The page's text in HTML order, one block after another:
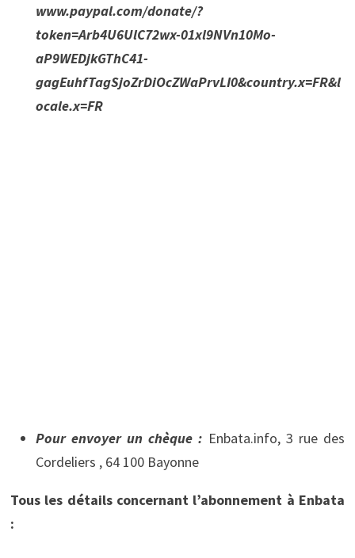
www.paypal.com/donate/?
token=Arb4U6UlC72wx-01xl9NVn10Mo-
aP9WEDjkGThC41-
gagEuhfTagSjoZrDiOcZWaPrvLI0&country.x=FR&l
ocale.x=FR
Pour envoyer un chèque : Enbata.info, 3 rue des
Cordeliers , 64 100 Bayonne
Tous les détails concernant l’abonnement à Enbata
: